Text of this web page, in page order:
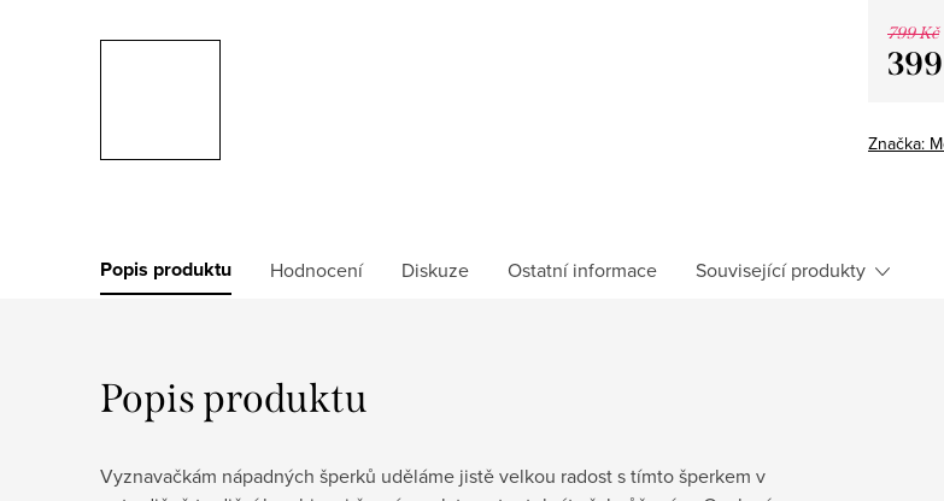
799 Kč
Značka:
Popis produktu Hodnocení Diskuze Ostatní informace Související produkty
Popis produktu
Vyznavačkám nápadných šperků uděláme jistě velkou radost s tímto šperkem v